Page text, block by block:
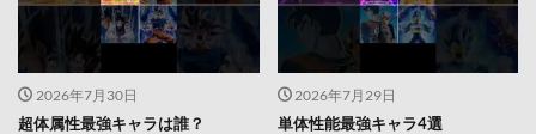
2026年7月30日
超体属性最強キャラは誰？
2026年7月29日
単体性能最強キャラ4選